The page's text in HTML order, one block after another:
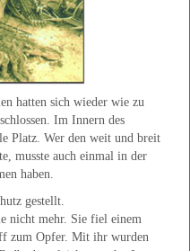
hatten sich wieder wie zu
Im Innern des
Platz. Wer den weit und breit
musste auch einmal in der
haben.
gestellt.
nicht mehr. Sie fiel einem
zum Opfer. Mit ihr wurden